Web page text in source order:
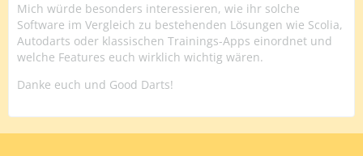
Mich würde besonders interessieren, wie ihr solche
Software im Vergleich zu bestehenden Lösungen wie Scolia,
Autodarts oder klassischen Trainings-Apps einordnet und
welche Features euch wirklich wichtig wären.
Danke euch und Good Darts!